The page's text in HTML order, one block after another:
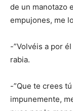
de un manotazo
empujones, me
-”Volvéis a por
rabia.
-”Que te crees
impunemente,